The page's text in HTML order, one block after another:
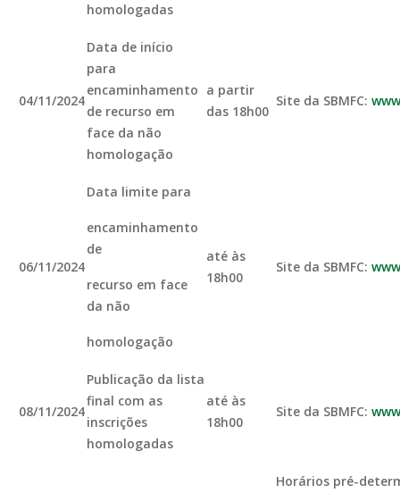
homologadas
04/11/2024
Data de início
para
encaminhamento
de recurso em
face da não
homologação
a partir
das 18h00
Site da SBMFC:
06/11/2024
Data limite para
encaminhamento
de
recurso em face
da não
homologação
até às
18h00
Site da SBMFC:
08/11/2024
Publicação da lista
final com as
inscrições
homologadas
até às
18h00
Site da SBMFC:
Horários pré-